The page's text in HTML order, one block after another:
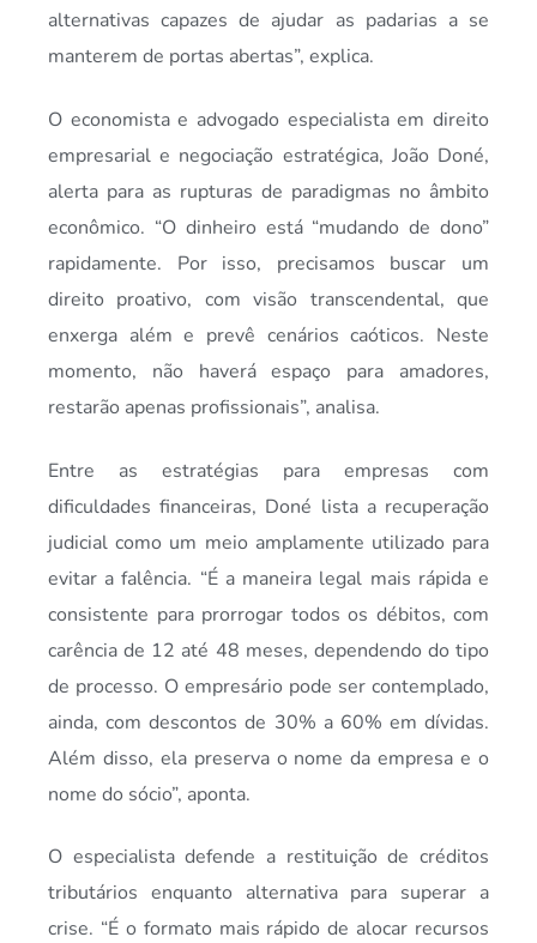
alternativas capazes de ajudar as padarias a se
manterem de portas abertas”, explica.
O economista e advogado especialista em direito
empresarial e negociação estratégica, João Doné,
alerta para as rupturas de paradigmas no âmbito
econômico. “O dinheiro está “mudando de dono”
rapidamente. Por isso, precisamos buscar um
direito proativo, com visão transcendental, que
enxerga além e prevê cenários caóticos. Neste
momento, não haverá espaço para amadores,
restarão apenas profissionais”, analisa.
Entre as estratégias para empresas com
dificuldades financeiras, Doné lista a recuperação
judicial como um meio amplamente utilizado para
evitar a falência. “É a maneira legal mais rápida e
consistente para prorrogar todos os débitos, com
carência de 12 até 48 meses, dependendo do tipo
de processo. O empresário pode ser contemplado,
ainda, com descontos de 30% a 60% em dívidas.
Além disso, ela preserva o nome da empresa e o
nome do sócio”, aponta.
O especialista defende a restituição de créditos
tributários enquanto alternativa para superar a
crise. “É o formato mais rápido de alocar recursos